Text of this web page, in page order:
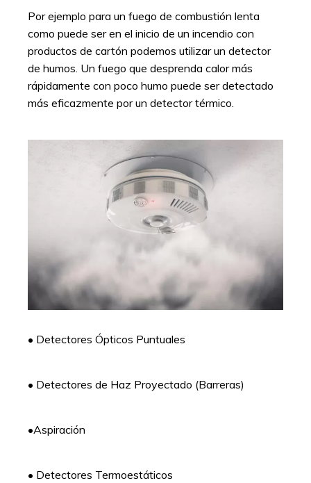
Por ejemplo para un fuego de combustión lenta
como puede ser en el inicio de un incendio con
productos de cartón podemos utilizar un detector
de humos. Un fuego que desprenda calor más
rápidamente con poco humo puede ser detectado
más eficazmente por un detector térmico.
• Detectores Ópticos Puntuales
• Detectores de Haz Proyectado (Barreras)
•Aspiración
• Detectores Termoestáticos